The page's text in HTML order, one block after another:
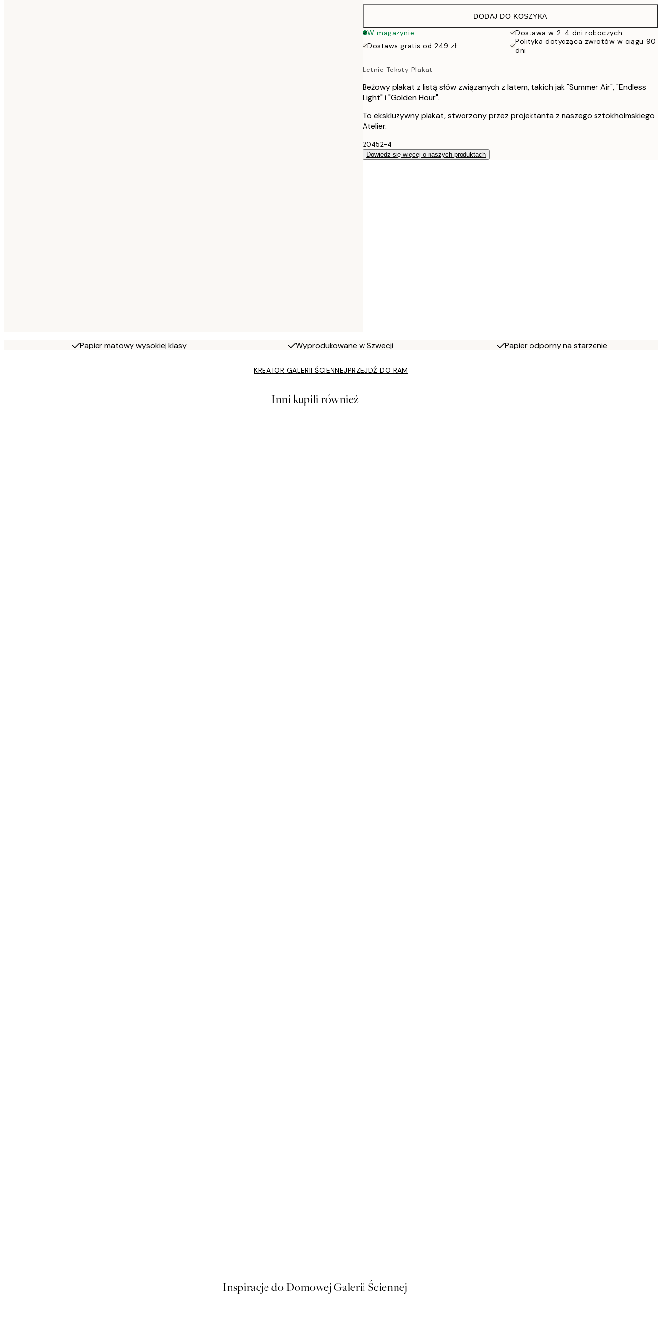
50x50 cm 108 zł
50x70 cm
70x100 cm
100x150 cm 529 zł
DODAJ DO KOSZYKA
W magazynie
Dostawa w 2-4 dni roboczych
Dostawa gratis od 249 zł
Polityka dotycząca zwrotów w ciągu 90
dni
Letnie Teksty Plakat
Beżowy plakat z listą słów związanych z latem, takich jak "Summer Air", "Endless
Light" i "Golden Hour".
To ekskluzywny plakat, stworzony przez projektanta z naszego sztokholmskiego
Atelier.
20452-4
Dowiedz się więcej o naszych produktach
Papier matowy wysokiej klasy Wyprodukowane w Szwecji Papier odporny na starzenie
KREATOR GALERII ŚCIENNEJPRZEJDŹ DO RAM
Inni kupili również
Inspiracje do Domowej Galerii Ściennej